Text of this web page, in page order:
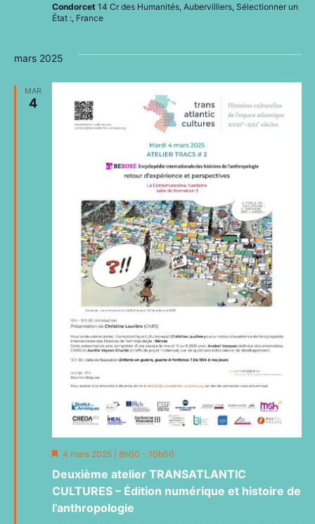
Condorcet 14 Cr des Humanités, Aubervilliers, Sélectionner un
État :, France
mars 2025
MAR
4
Deuxième atelier TRANSATLANTIC
CULTURES – Édition numérique et histoire de
l’anthropologie
Mis
avant
4 mars 2025 | 8h00 - 10h00